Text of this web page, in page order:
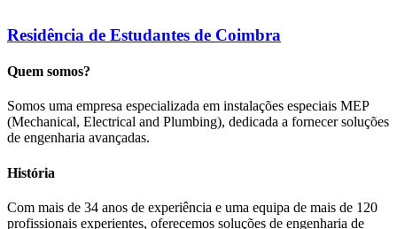
Residência de Estudantes de Coimbra
Quem somos?
Somos uma empresa especializada em instalações especiais MEP
(Mechanical, Electrical and Plumbing), dedicada a fornecer soluções
de engenharia avançadas.
História
Com mais de 34 anos de experiência e uma equipa de mais de 120
profissionais experientes, oferecemos soluções de engenharia de